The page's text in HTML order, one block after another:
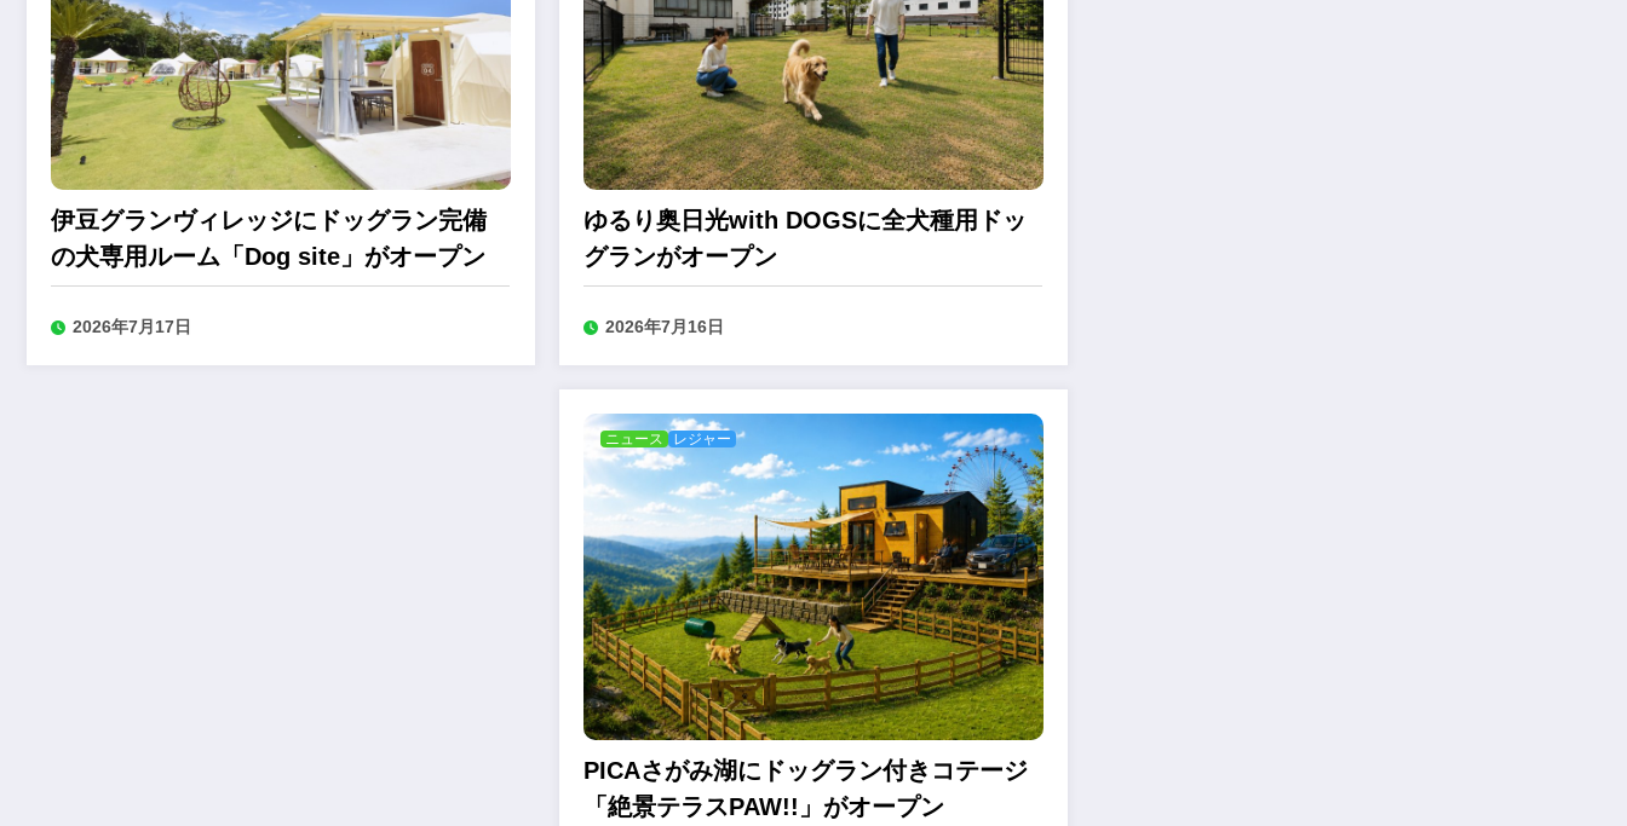
伊豆グランヴィレッジにドッグラン完備
の犬専用ルーム「Dog site」がオープン
2026年7月17日
ゆるり奥日光with DOGSに全犬種用ドッ
グランがオープン
2026年7月16日
ニュース レジャー
PICAさがみ湖にドッグラン付きコテージ
「絶景テラスPAW!!」がオープン